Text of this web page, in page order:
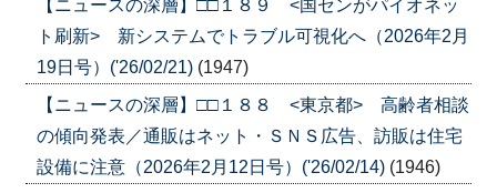
【ニュースの深層】□□１８９ <国センがパイオネッ
ト刷新> 新システムでトラブル可視化へ（2026年2月
19日号）('26/02/21) (1947)
【ニュースの深層】□□１８８ <東京都> 高齢者相談
の傾向発表／通販はネット・ＳＮＳ広告、訪販は住宅
設備に注意（2026年2月12日号）('26/02/14) (1946)